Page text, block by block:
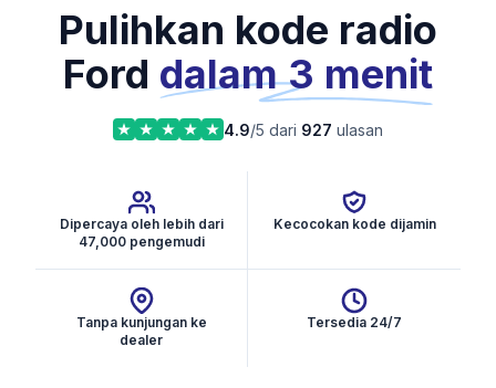
Pulihkan kode radio
Ford dalam 3 menit
4.9/5 dari 927 ulasan
Dipercaya oleh lebih dari
47,000 pengemudi
Kecocokan kode dijamin
Tanpa kunjungan ke
dealer
Tersedia 24/7